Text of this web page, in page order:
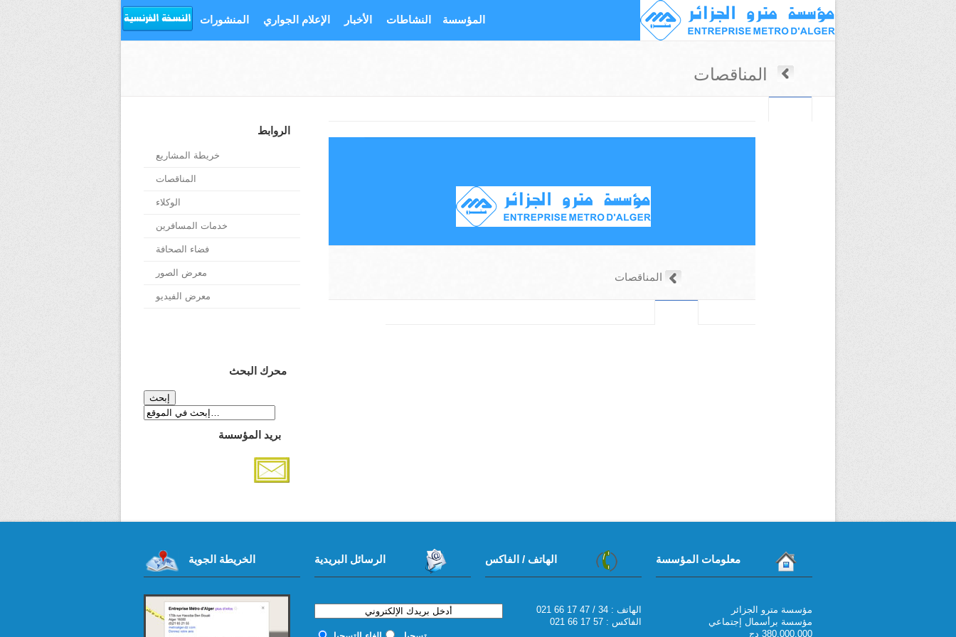
المنشورات الإعلام الجواري الأخبار النشاطات المؤسسة
المناقصات
الروابط
خريطة المشاريع
المناقصات
الوكلاء
خدمات المسافرين
فضاء الصحافة
معرض الصور
معرض الفيديو
محرك البحث
بريد المؤسسة
معلومات المؤسسة
مؤسسة مترو الجزائر
مؤسسة برأسمال إجتماعي
380.000.000 دج
الهاتف / الفاكس
021 66 17 47 / 34 : الهاتف
الفاكس : 57 17 66 021
الرسائل البريدية الخريطة الجوية